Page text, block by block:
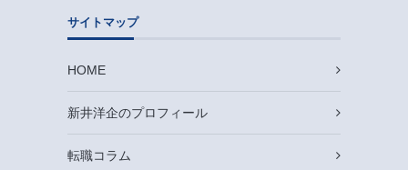
サイトマップ
HOME
新井洋企のプロフィール
転職コラム